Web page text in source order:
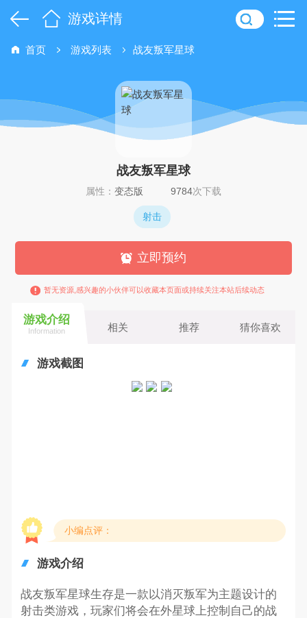
游戏详情
首页 游戏列表 战友叛军星球
战友叛军星球
属性： 变态版 9784次下载
射击
立即预约
暂无资源,感兴趣的小伙伴可以收藏本页面或持续关注本站后续动态
游戏介绍
Information 相关 推荐 猜你喜欢
游戏截图
小编点评：
游戏介绍
战友叛军星球生存是一款以消灭叛军为主题设计的
射击类游戏，玩家们将会在外星球上控制自己的战